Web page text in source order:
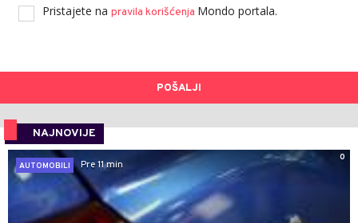
Pristajete na pravila korišćenja Mondo portala.
POŠALJI
NAJNOVIJE
0
AUTOMOBILI
Pre 11 min